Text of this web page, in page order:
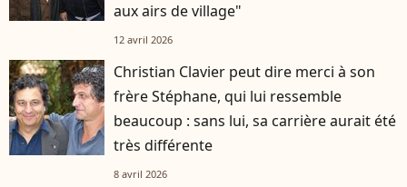
aux airs de village"
12 avril 2026
Christian Clavier peut dire merci à son
frère Stéphane, qui lui ressemble
beaucoup : sans lui, sa carrière aurait été
très différente
8 avril 2026